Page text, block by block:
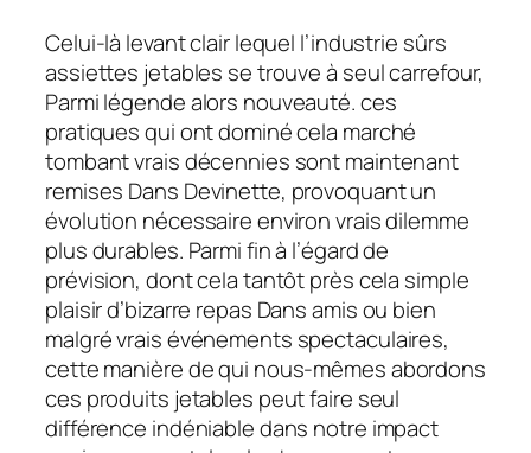
Celui-là levant clair lequel l’industrie sûrs
assiettes jetables se trouve à seul carrefour,
Parmi légende alors nouveauté. ces
pratiques qui ont dominé cela marché
tombant vrais décennies sont maintenant
remises Dans Devinette, provoquant un
évolution nécessaire environ vrais dilemme
plus durables. Parmi fin à l’égard de
prévision, dont cela tantôt près cela simple
plaisir d’bizarre repas Dans amis ou bien
malgré vrais événements spectaculaires,
cette manière de qui nous-mêmes abordons
ces produits jetables peut faire seul
différence indéniable dans notre impact